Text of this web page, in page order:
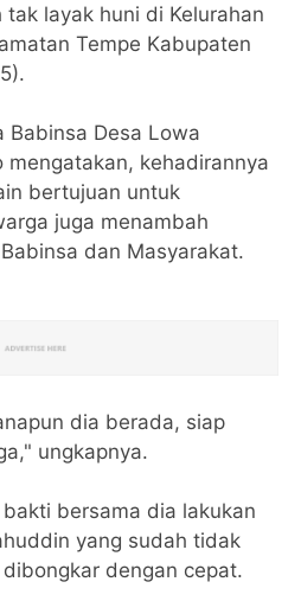
layak huni di Kelurahan
Tempe Kabupaten
Babinsa Desa Lowa
mengatakan, kehadirannya
bertujuan untuk
juga menambah
dan Masyarakat.
dia berada, siap
ungkapnya.
bersama dia lakukan
yang sudah tidak
dengan cepat.